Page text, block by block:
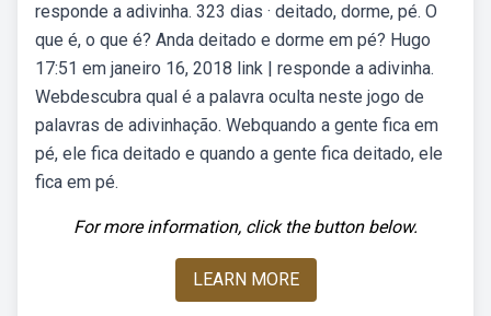
responde a adivinha. 323 dias · deitado, dorme, pé. O
que é, o que é? Anda deitado e dorme em pé? Hugo
17:51 em janeiro 16, 2018 link | responde a adivinha.
Webdescubra qual é a palavra oculta neste jogo de
palavras de adivinhação. Webquando a gente fica em
pé, ele fica deitado e quando a gente fica deitado, ele
fica em pé.
For more information, click the button below.
LEARN MORE